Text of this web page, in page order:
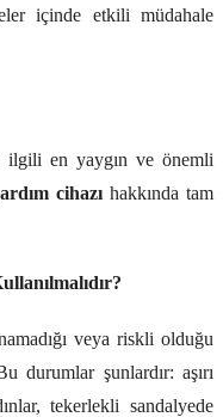
içinde etkili müdahale
ilgili en yaygın ve önemli
cihazı hakkında tam
veya riskli olduğu
durumlar şunlardır: aşırı
tekerlekli sandalyede